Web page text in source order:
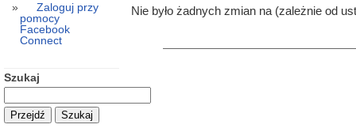
Nie było żadnych zmian na (zależnie od
Zaloguj przy
pomocy
Facebook
Connect
Szukaj